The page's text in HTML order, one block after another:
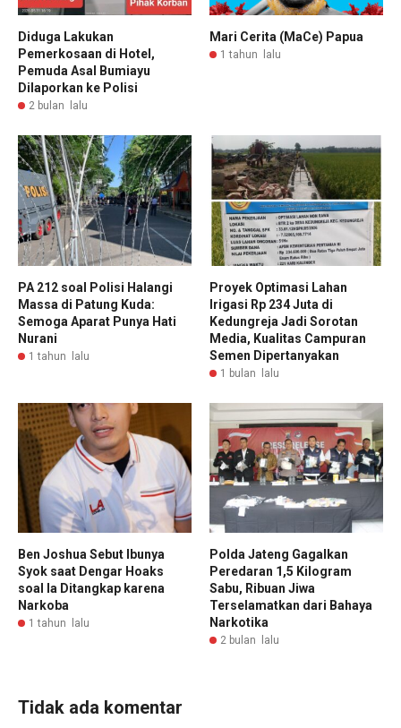
Diduga Lakukan
Pemerkosaan di Hotel,
Pemuda Asal Bumiayu
Dilaporkan ke Polisi
2 bulan lalu
Mari Cerita (MaCe) Papua
1 tahun lalu
PA 212 soal Polisi Halangi
Massa di Patung Kuda:
Semoga Aparat Punya Hati
Nurani
1 tahun lalu
Proyek Optimasi Lahan
Irigasi Rp 234 Juta di
Kedungreja Jadi Sorotan
Media, Kualitas Campuran
Semen Dipertanyakan
1 bulan lalu
Ben Joshua Sebut Ibunya
Syok saat Dengar Hoaks
soal Ia Ditangkap karena
Narkoba
1 tahun lalu
Polda Jateng Gagalkan
Peredaran 1,5 Kilogram
Sabu, Ribuan Jiwa
Terselamatkan dari Bahaya
Narkotika
2 bulan lalu
Tidak ada komentar